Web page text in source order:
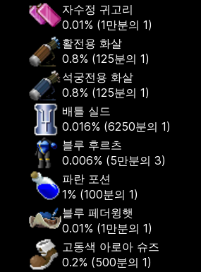
자수정 귀고리
0.01% (1만분의 1)
활전용 화살
0.8% (125분의 1)
석궁전용 화살
0.8% (125분의 1)
배틀 실드
0.016% (6250분의 1)
블루 후르츠
0.006% (5만분의 3)
파란 포션
1% (100분의 1)
블루 페더윙햇
0.01% (1만분의 1)
고동색 아로아 슈즈
0.2% (500분의 1)